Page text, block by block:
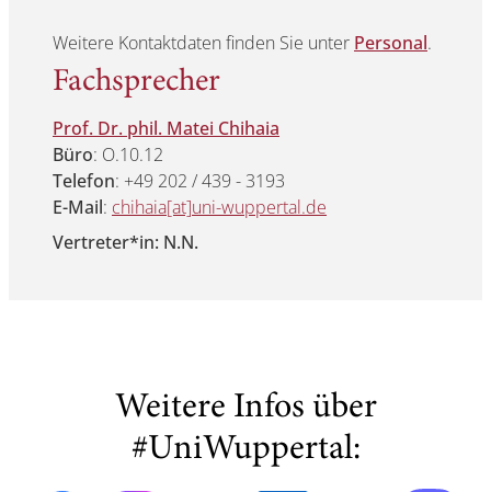
Weitere Kontaktdaten finden Sie unter Personal.
Fachsprecher
Prof. Dr. phil. Matei Chihaia
Büro: O.10.12
Telefon: +49 202 / 439 - 3193
E-Mail: chihaia[at]uni-wuppertal.de
Vertreter*in: N.N.
Weitere Infos über
#UniWuppertal: